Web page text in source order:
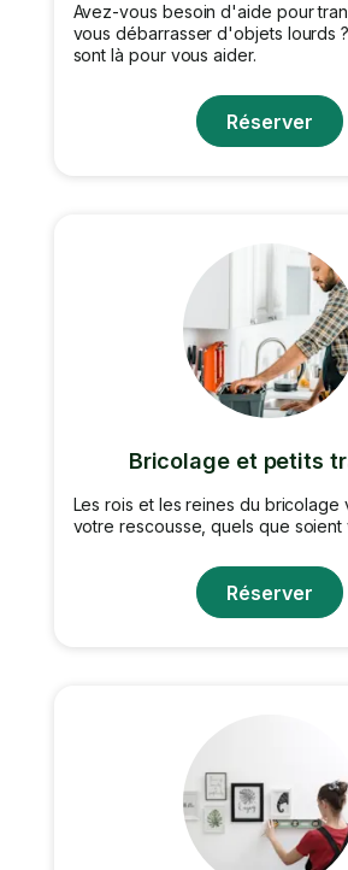
Avez-vous besoin d'aide pour
vous débarrasser d'objets lourds
sont là pour vous aider.
Réserver
Bricolage et petits
Les rois et les reines du bricolage
votre rescousse, quels que soient
Réserver